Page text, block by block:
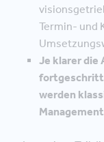
Termin- und
Je klarer die
werden
Management